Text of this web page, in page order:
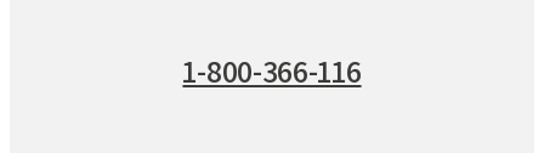
1-800-366-116